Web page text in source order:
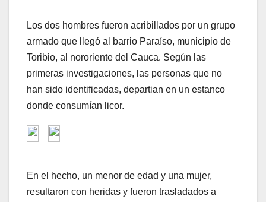
Los dos hombres fueron acribillados por un grupo
armado que llegó al barrio Paraíso, municipio de
Toribio, al nororiente del Cauca. Según las
primeras investigaciones, las personas que no
han sido identificadas, departian en un estanco
donde consumían licor.
En el hecho, un menor de edad y una mujer,
resultaron con heridas y fueron trasladados a